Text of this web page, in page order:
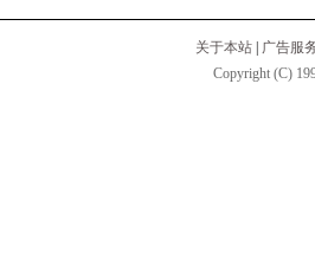
关于本站
广告服
Copyright (C)